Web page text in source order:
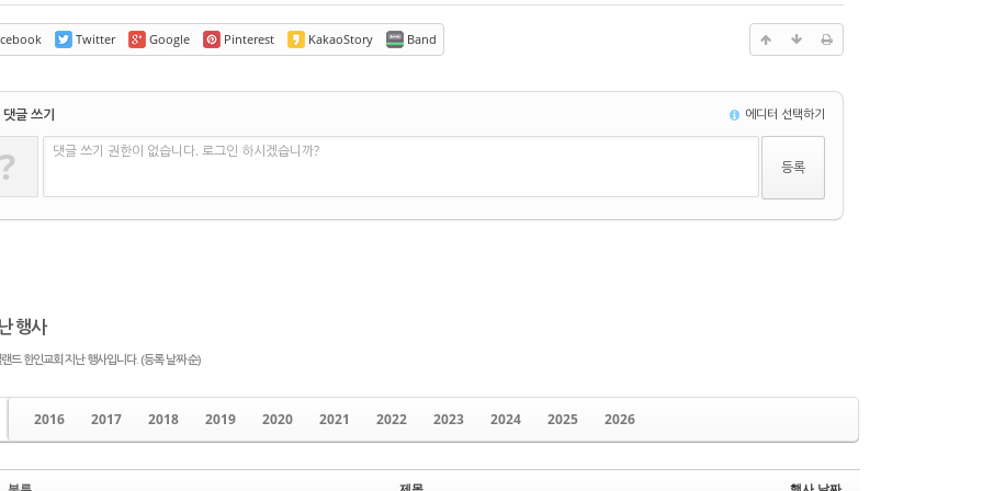
Twitter Google Pinterest KakaoStory Band
댓글 쓰기 에디터 선택하기
? 댓글 쓰기 권한이 없습니다. 로그인 하시겠습니까?
행사
드 한인교회 지난 행사입니다. (등록 날짜 순)
2016 2017 2018 2019 2020 2021 2022 2023 2024 2025 2026